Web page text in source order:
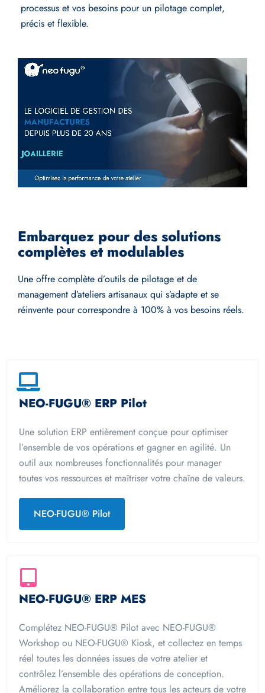
processus et vos besoins pour un pilotage complet,
précis et flexible.
Embarquez pour des solutions
complètes et modulables
Une offre complète d’outils de pilotage et de
management d’ateliers artisanaux qui s’adapte et se
réinvente pour correspondre à 100% à vos besoins réels.
NEO-FUGU® ERP Pilot​
Une solution ERP entièrement conçue pour optimiser
l’ensemble de vos opérations et gagner en agilité. Un
outil aux nombreuses fonctionnalités pour manager
toutes vos ressources et maîtriser votre chaîne de valeurs.
NEO-FUGU® Pilot
NEO-FUGU® ERP MES​
Complétez NEO-FUGU® Pilot avec NEO-FUGU®
Workshop ou NEO-FUGU® Kiosk, et collectez en temps
réel toutes les données issues de votre atelier et
contrôlez l’ensemble des opérations de conception.
Améliorez la collaboration entre tous les acteurs de votre